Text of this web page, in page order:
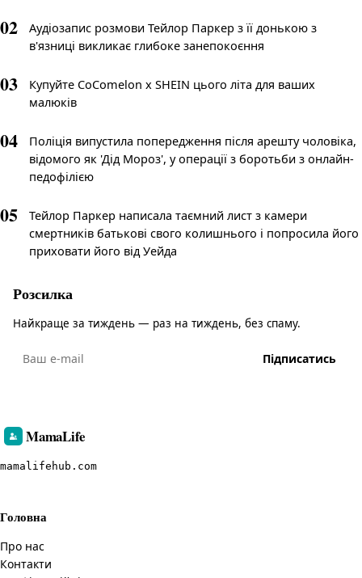
02
Аудіозапис розмови Тейлор Паркер з її донькою з
в'язниці викликає глибоке занепокоєння
03
Купуйте CoComelon x SHEIN цього літа для ваших
малюків
04
Поліція випустила попередження після арешту чоловіка,
відомого як 'Дід Мороз', у операції з боротьби з онлайн-
педофілією
05
Тейлор Паркер написала таємний лист з камери
смертників батькові свого колишнього і попросила його
приховати його від Уейда
Розсилка
Найкраще за тиждень — раз на тиждень, без спаму.
Підписатись
MamaLife
mamalifehub.com
Головна
Про нас
Контакти